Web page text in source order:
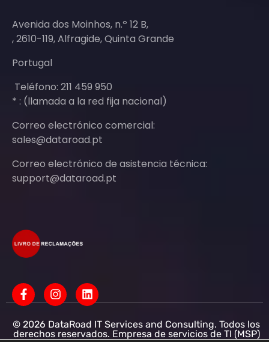
Avenida dos Moinhos, n.º 12 B,
, 2610-119, Alfragide, Quinta Grande
Portugal
Teléfono: 211 459 950
* : (llamada a la red fija nacional)
Correo electrónico comercial:
sales@dataroad.pt
Correo electrónico de asistencia técnica:
support@dataroad.pt
© 2026 DataRoad IT Services and Consulting. Todos los
derechos reservados. Empresa de servicios de TI (MSP)